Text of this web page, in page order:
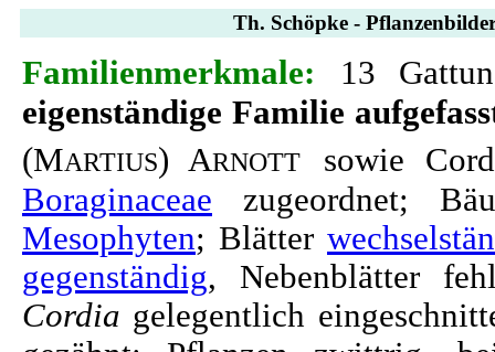
Th. Schöpke -
Familienmerkmale:
13
eigenständige Familie
(MARTIUS) ARNOTT
sowie
Boraginaceae zugeordnet;
Mesophyten; Blätter
gegenständig, Nebenblätter
Cordia gelegentlich